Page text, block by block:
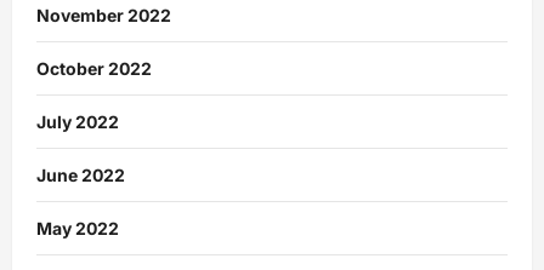
November 2022
October 2022
July 2022
June 2022
May 2022